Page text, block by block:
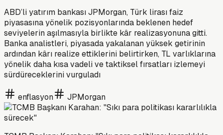
ABD’li yatırım bankası JPMorgan, Türk lirası faiz
piyasasına yönelik pozisyonlarında beklenen hedef
seviyelerin aşılmasıyla birlikte kâr realizasyonuna gitti.
Banka analistleri, piyasada yakalanan yüksek getirinin
ardından kârı realize ettiklerini belirtirken, TL varlıklarına
yönelik daha kısa vadeli ve taktiksel fırsatları izlemeyi
sürdüreceklerini vurguladı
enflasyon JPMorgan